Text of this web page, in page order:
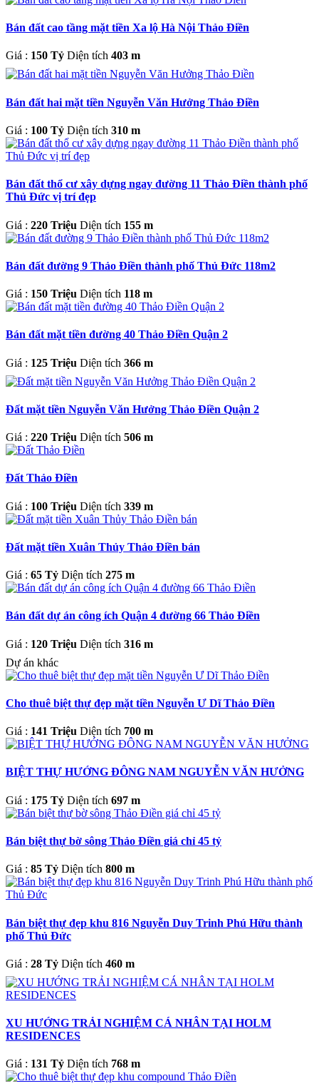
Bán đất cao tầng mặt tiền Xa lộ Hà Nội Thảo Điền
Giá : 150 Tỷ Diện tích 403 m
Bán đất hai mặt tiền Nguyễn Văn Hưởng Thảo Điền
Giá : 100 Tỷ Diện tích 310 m
Bán đất thổ cư xây dựng ngay đường 11 Thảo Điền thành phố
Thủ Đức vị trí đẹp
Giá : 220 Triệu Diện tích 155 m
Bán đất đường 9 Thảo Điền thành phố Thủ Đức 118m2
Giá : 150 Triệu Diện tích 118 m
Bán đất mặt tiền đường 40 Thảo Điền Quận 2
Giá : 125 Triệu Diện tích 366 m
Đất mặt tiền Nguyễn Văn Hưởng Thảo Điền Quận 2
Giá : 220 Triệu Diện tích 506 m
Đất Thảo Điền
Giá : 100 Triệu Diện tích 339 m
Đất mặt tiền Xuân Thủy Thảo Điền bán
Giá : 65 Tỷ Diện tích 275 m
Bán đất dự án công ích Quận 4 đường 66 Thảo Điền
Giá : 120 Triệu Diện tích 316 m
Dự án khác
Cho thuê biệt thự đẹp mặt tiền Nguyễn Ư Dĩ Thảo Điền
Giá : 141 Triệu Diện tích 700 m
BIỆT THỰ HƯỚNG ĐÔNG NAM NGUYỄN VĂN HƯỞNG
Giá : 175 Tỷ Diện tích 697 m
Bán biệt thự bờ sông Thảo Điền giá chỉ 45 tỷ
Giá : 85 Tỷ Diện tích 800 m
Bán biệt thự đẹp khu 816 Nguyễn Duy Trinh Phú Hữu thành
phố Thủ Đức
Giá : 28 Tỷ Diện tích 460 m
XU HƯỚNG TRẢI NGHIỆM CÁ NHÂN TẠI HOLM
RESIDENCES
Giá : 131 Tỷ Diện tích 768 m